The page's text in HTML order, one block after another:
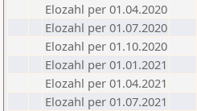
Elozahl per 01.04.2020
Elozahl per 01.07.2020
Elozahl per 01.10.2020
Elozahl per 01.01.2021
Elozahl per 01.04.2021
Elozahl per 01.07.2021